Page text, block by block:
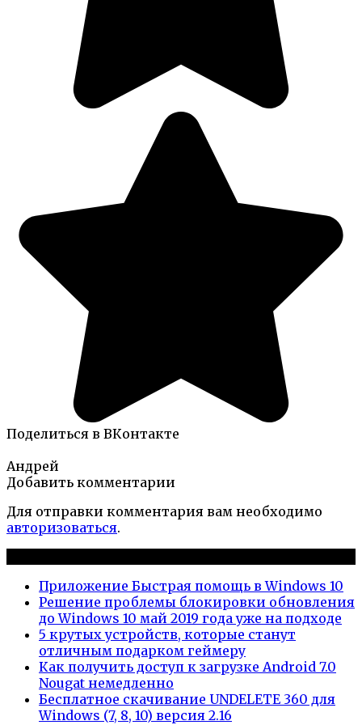
Поделиться в ВКонтакте
Андрей
Добавить комментарии
Для отправки комментария вам необходимо
авторизоваться.
Приложение Быстрая помощь в Windows 10
Решение проблемы блокировки обновления
до Windows 10 май 2019 года уже на подходе
5 крутых устройств, которые станут
отличным подарком геймеру
Как получить доступ к загрузке Android 7.0
Nougat немедленно
Бесплатное скачивание UNDELETE 360 для
Windows (7, 8, 10) версия 2.16